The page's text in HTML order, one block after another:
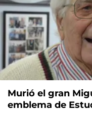
Murió el gran
emblema de